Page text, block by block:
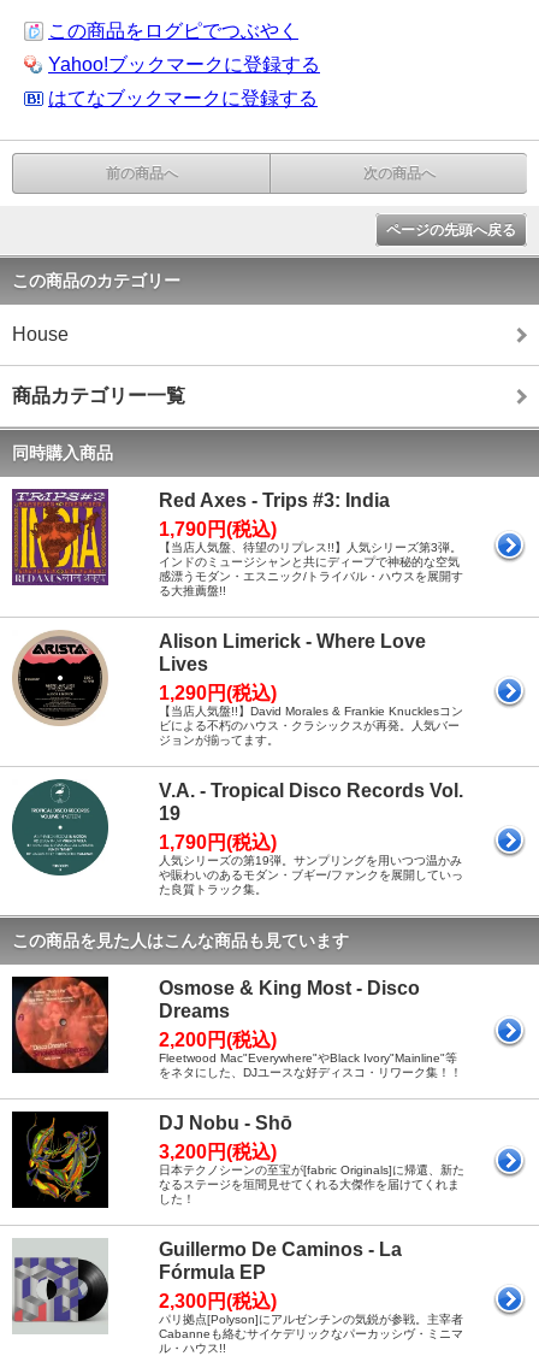
この商品をログピでつぶやく
Yahoo!ブックマークに登録する
はてなブックマークに登録する
前の商品へ 次の商品へ
ページの先頭へ戻る
この商品のカテゴリー
House
商品カテゴリー一覧
同時購入商品
Red Axes - Trips #3: India
1,790円(税込)
【当店人気盤、待望のリプレス!!】人気シリーズ第3弾。
インドのミュージシャンと共にディープで神秘的な空気
感漂うモダン・エスニック/トライバル・ハウスを展開す
る大推薦盤!!
Alison Limerick - Where Love
Lives
1,290円(税込)
【当店人気盤!!】David Morales & Frankie Knucklesコン
ビによる不朽のハウス・クラシックスが再発。人気バー
ジョンが揃ってます。
V.A. - Tropical Disco Records Vol.
19
1,790円(税込)
人気シリーズの第19弾。サンプリングを用いつつ温かみ
や賑わいのあるモダン・ブギー/ファンクを展開していっ
た良質トラック集。
この商品を見た人はこんな商品も見ています
Osmose & King Most - Disco
Dreams
2,200円(税込)
Fleetwood Mac"Everywhere"やBlack Ivory"Mainline"等
をネタにした、DJユースな好ディスコ・リワーク集！！
DJ Nobu - Shō
3,200円(税込)
日本テクノシーンの至宝が[fabric Originals]に帰還、新た
なるステージを垣間見せてくれる大傑作を届けてくれま
した！
Guillermo De Caminos - La
Fórmula EP
2,300円(税込)
パリ拠点[Polyson]にアルゼンチンの気鋭が参戦。主宰者
Cabanneも絡むサイケデリックなパーカッシヴ・ミニマ
ル・ハウス!!